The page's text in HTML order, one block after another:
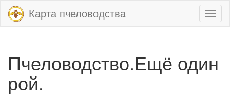
Карта пчеловодства
Пчеловодство.Ещё один
рой.